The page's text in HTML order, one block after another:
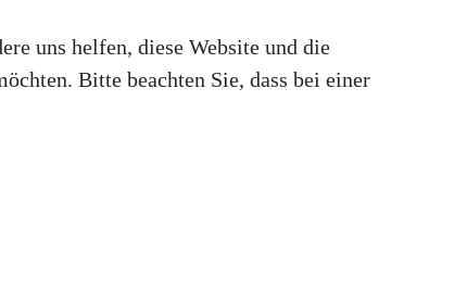
uns helfen, diese Website und die
Bitte beachten Sie, dass bei einer